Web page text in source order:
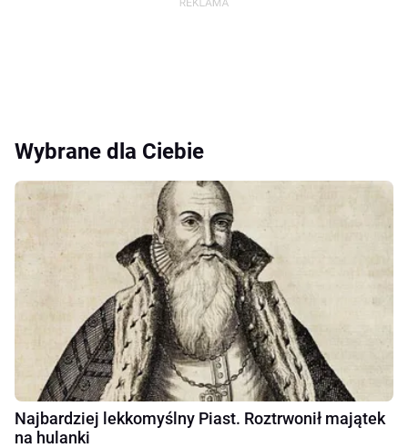
Wybrane dla Ciebie
Najbardziej lekkomyślny Piast. Roztrwonił majątek
na hulanki